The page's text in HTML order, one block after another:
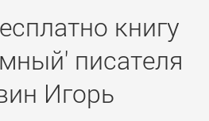
книгу
писателя
Игорь